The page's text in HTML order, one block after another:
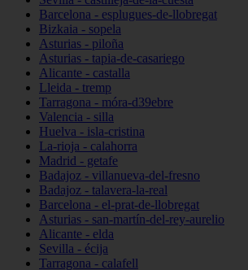
Barcelona - esplugues-de-llobregat
Bizkaia - sopela
Asturias - piloña
Asturias - tapia-de-casariego
Alicante - castalla
Lleida - tremp
Tarragona - móra-d39ebre
Valencia - silla
Huelva - isla-cristina
La-rioja - calahorra
Madrid - getafe
Badajoz - villanueva-del-fresno
Badajoz - talavera-la-real
Barcelona - el-prat-de-llobregat
Asturias - san-martín-del-rey-aurelio
Alicante - elda
Sevilla - écija
Tarragona - calafell